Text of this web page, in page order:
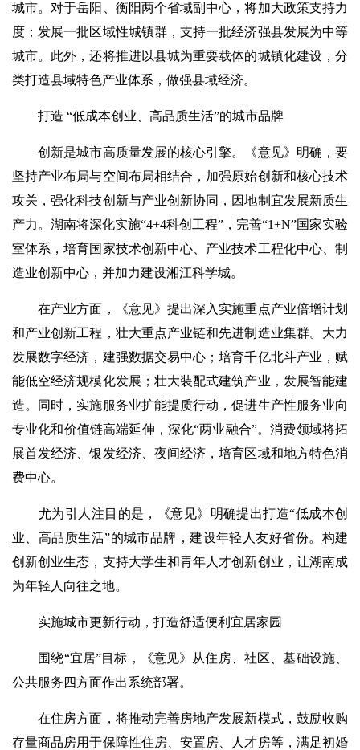
城市。对于岳阳、衡阳两个省域副中心，将加大政策支持力
度；发展一批区域性城镇群，支持一批经济强县发展为中等
城市。此外，还将推进以县城为重要载体的城镇化建设，分
类打造县域特色产业体系，做强县域经济。
打造 “低成本创业、高品质生活”的城市品牌
创新是城市高质量发展的核心引擎。《意见》明确，要
坚持产业布局与空间布局相结合，加强原始创新和核心技术
攻关，强化科技创新与产业创新协同，因地制宜发展新质生
产力。湖南将深化实施“4+4科创工程”，完善“1+N”国家实验
室体系，培育国家技术创新中心、产业技术工程化中心、制
造业创新中心，并加力建设湘江科学城。
在产业方面，《意见》提出深入实施重点产业倍增计划
和产业创新工程，壮大重点产业链和先进制造业集群。大力
发展数字经济，建强数据交易中心；培育千亿北斗产业，赋
能低空经济规模化发展；壮大装配式建筑产业，发展智能建
造。同时，实施服务业扩能提质行动，促进生产性服务业向
专业化和价值链高端延伸，深化“两业融合”。消费领域将拓
展首发经济、银发经济、夜间经济，培育区域和地方特色消
费中心。
尤为引人注目的是，《意见》明确提出打造“低成本创
业、高品质生活”的城市品牌，建设年轻人友好省份。构建
创新创业生态，支持大学生和青年人才创新创业，让湖南成
为年轻人向往之地。
实施城市更新行动，打造舒适便利宜居家园
围绕“宜居”目标，《意见》从住房、社区、基础设施、
公共服务四方面作出系统部署。
在住房方面，将推动完善房地产发展新模式，鼓励收购
存量商品房用于保障性住房、安置房、人才房等，满足初婚